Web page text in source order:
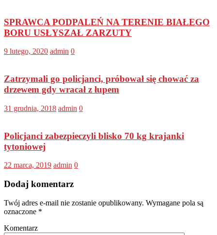
SPRAWCA PODPALEŃ NA TERENIE BIAŁEGO
BORU USŁYSZAŁ ZARZUTY
9 lutego, 2020 admin 0
Zatrzymali go policjanci, próbował się chować za
drzewem gdy wracał z łupem
31 grudnia, 2018 admin 0
Policjanci zabezpieczyli blisko 70 kg krajanki
tytoniowej
22 marca, 2019 admin 0
Dodaj komentarz
Twój adres e-mail nie zostanie opublikowany. Wymagane pola są
oznaczone *
Komentarz